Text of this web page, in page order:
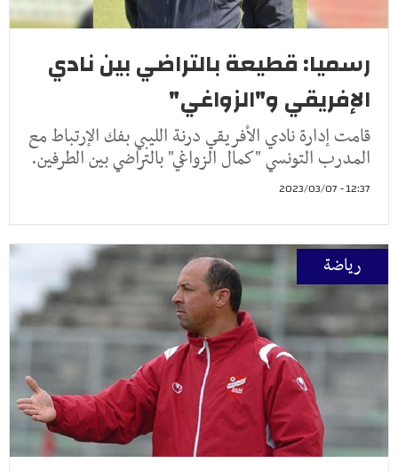
رسميا: قطيعة بالتراضي بين نادي
الإفريقي و"الزواغي"
قامت إدارة نادي الأفريقي درنة الليبي بفك الإرتباط مع
المدرب التونسي "كمال الزواغي" بالتراضي بين الطرفين.
12:37 - 2023/03/07
رياضة